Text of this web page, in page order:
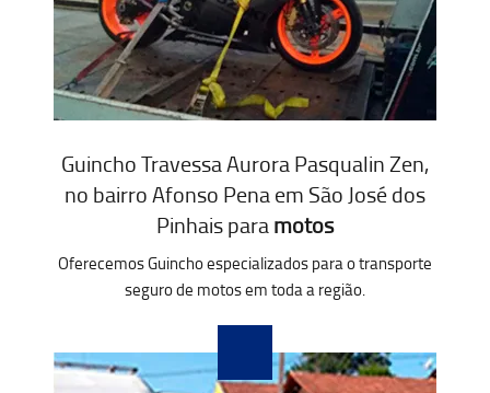
Guincho Travessa Aurora Pasqualin Zen,
no bairro Afonso Pena em São José dos
Pinhais paramotos
Oferecemos Guincho especializados para o transporte
seguro de motos em toda a região.